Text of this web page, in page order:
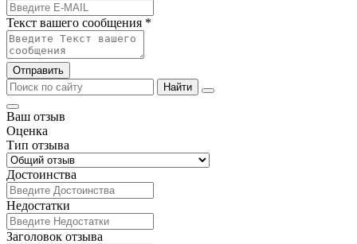
Текст вашего сообщения *
Отправить
Найти
Ваш отзыв
Оценка
Тип отзыва
Достоинства
Недостатки
Заголовок отзыва